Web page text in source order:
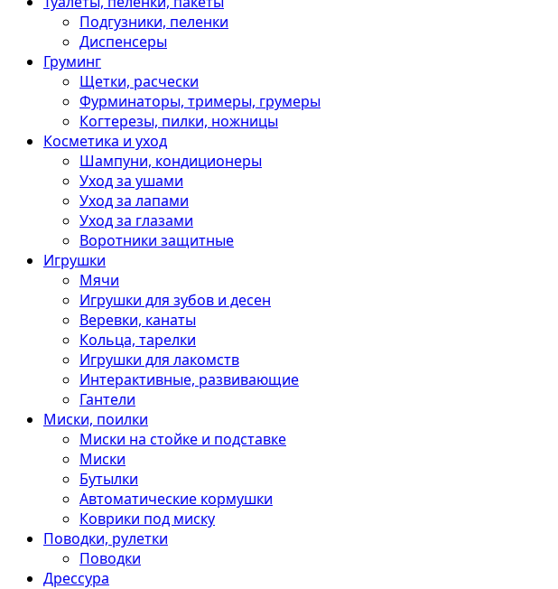
Подгузники, пеленки
Диспенсеры
Груминг
Щетки, расчески
Фурминаторы, тримеры, грумеры
Когтерезы, пилки, ножницы
Косметика и уход
Шампуни, кондиционеры
Уход за ушами
Уход за лапами
Уход за глазами
Воротники защитные
Игрушки
Мячи
Игрушки для зубов и десен
Веревки, канаты
Кольца, тарелки
Игрушки для лакомств
Интерактивные, развивающие
Гантели
Миски, поилки
Миски на стойке и подставке
Миски
Бутылки
Автоматические кормушки
Коврики под миску
Поводки, рулетки
Поводки
Дрессура